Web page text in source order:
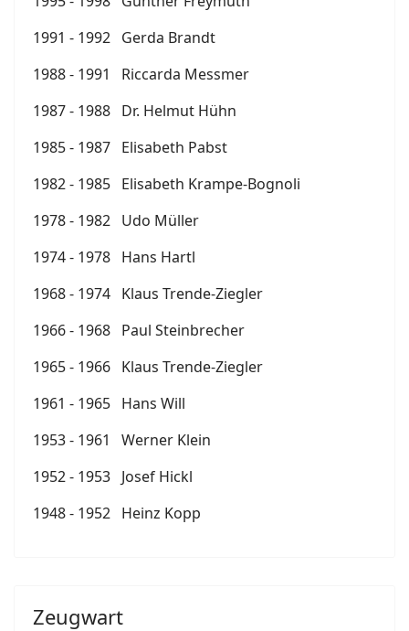
1991 - 1992 Gerda Brandt
1988 - 1991 Riccarda Messmer
1987 - 1988 Dr. Helmut Hühn
1985 - 1987 Elisabeth Pabst
1982 - 1985 Elisabeth Krampe-Bognoli
1978 - 1982 Udo Müller
1974 - 1978 Hans Hartl
1968 - 1974 Klaus Trende-Ziegler
1966 - 1968 Paul Steinbrecher
1965 - 1966 Klaus Trende-Ziegler
1961 - 1965 Hans Will
1953 - 1961 Werner Klein
1952 - 1953 Josef Hickl
1948 - 1952 Heinz Kopp
Zeugwart